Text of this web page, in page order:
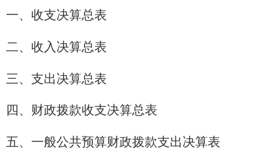
一、收支决算总表
二、收入决算总表
三、支出决算总表
四、财政拨款收支决算总表
五、一般公共预算财政拨款支出决算表